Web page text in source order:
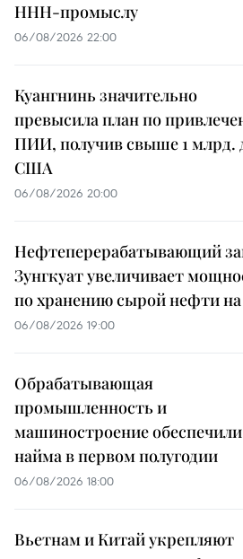
ННН-промыслу
06/08/2026 22:00
Куангнинь значительно
превысила план по
ПИИ, получив свыше 1 млрд.
США
06/08/2026 20:00
Нефтеперерабатывающий
Зунгкуат увеличивает
по хранению сырой нефти на
06/08/2026 19:00
Обрабатывающая
промышленность и
машиностроение
найма в первом полугодии
06/08/2026 18:00
Вьетнам и Китай укрепляют